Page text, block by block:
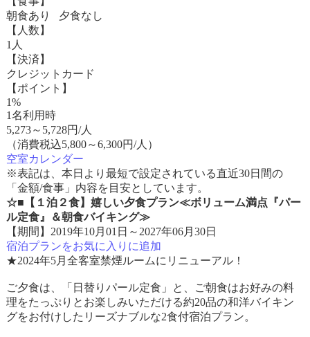
朝食あり 夕食なし
【人数】
1人
【決済】
クレジットカード
【ポイント】
1%
1名利用時
5,273～ 5,728円/人
（消費税込5,800～6,300円/人）
空室カレンダー
※表記は、本日より最短で設定されている直近30日間の
「金額/食事」内容を目安としています。
☆■【１泊２食】嬉しい夕食プラン≪ボリューム満点『パー
ル定食』＆朝食バイキング≫
【期間】2019年10月01日～2027年06月30日
宿泊プランをお気に入りに追加
★2024年5月全客室禁煙ルームにリニューアル！
ご夕食は、「日替りパール定食」と、ご朝食はお好みの料
理をたっぷりとお楽しみいただける約20品の和洋バイキン
グをお付けしたリーズナブルな2食付宿泊プラン。